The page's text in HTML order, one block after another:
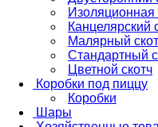
Изоляционная
Канцелярский
Малярный
Стандартный
Цветной скотч
Коробки под пиццу
Коробки
Шары